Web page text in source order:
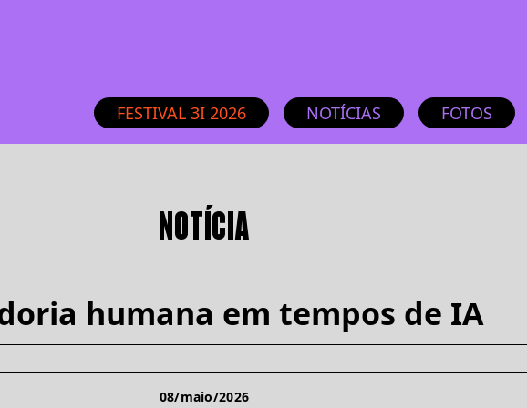
FESTIVAL 3I 2026 NOTÍCIAS FOTOS
NOTÍCIA
humana em tempos de IA
08/maio/2026